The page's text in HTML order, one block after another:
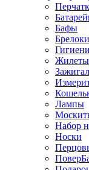
Бафы
Брелоки
Жилеты
Лампы
Набор
Носки